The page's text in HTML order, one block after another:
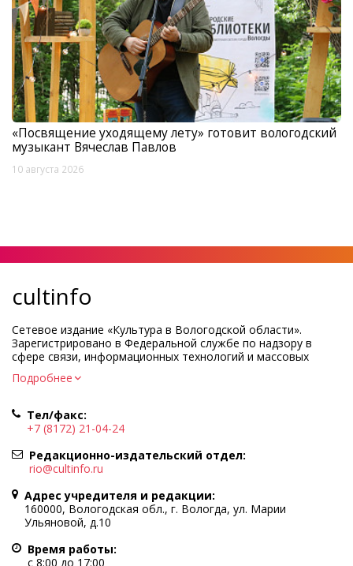
«Посвящение уходящему лету» готовит вологодский
музыкант Вячеслав Павлов
10 августа 2026
cultinfo
Сетевое издание «Культура в Вологодской области».
Зарегистрировано в Федеральной службе по надзору в
сфере связи, информационных технологий и массовых
коммуникаций.
Регистрационный номер и дата принятия решения о
Учредитель КУ ВО «Информационно-аналитический центр
культуры»
Адрес учредителя и редакции: 160000, Вологодская обл., г.
Вологда, ул. Марии Ульяновой, д.10
Главный редактор — Легчанова Елена Григорьевна
Политика в отношении обработки персональных данных
При полном или частичном использовании информации
портала гиперссылка на cultinfo.ru обязательна.
Редакция не несет ответственности за достоверность
Подробнее
Тел/факс:
+7 (8172) 21-04-24
Редакционно-издательский отдел:
rio@cultinfo.ru
Адрес учредителя и редакции:
160000, Вологодская обл., г. Вологда, ул. Марии
Ульяновой, д.10
Время работы:
с 8:00 до 17:00